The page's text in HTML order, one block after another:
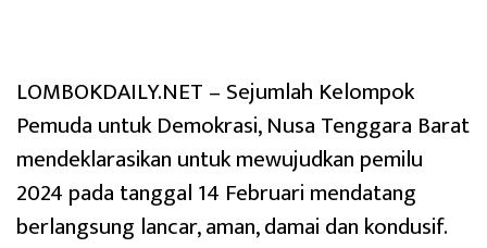
LOMBOKDAILY.NET – Sejumlah Kelompok
Pemuda untuk Demokrasi, Nusa Tenggara Barat
mendeklarasikan untuk mewujudkan pemilu
2024 pada tanggal 14 Februari mendatang
berlangsung lancar, aman, damai dan kondusif.